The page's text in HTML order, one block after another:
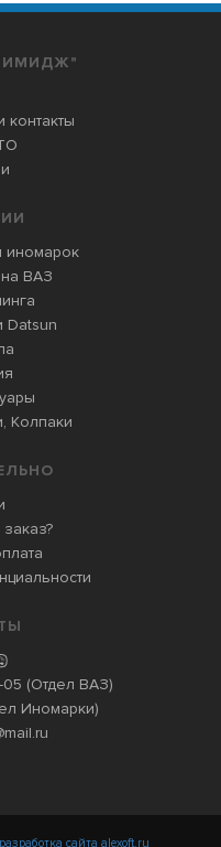
иномарок
на ВАЗ
Datsun
Колпаки
05 (Отдел ВАЗ)
Иномарки)
| разработка сайта alexoft.ru